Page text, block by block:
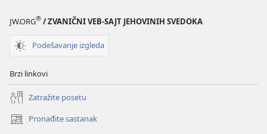
JW.ORG® / ZVANIČNI VEB-SAJT JEHOVINIH SVEDOKA
Podešavanje izgleda
Brzi linkovi
Zatražite posetu
Pronađite sastanak
(otvara